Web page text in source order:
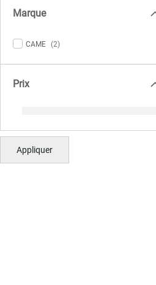
Marque
CAME 2items
Prix
Appliquer